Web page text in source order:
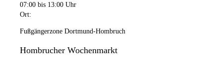
07:00 bis 13:00 Uhr
Ort:
Fußgängerzone Dortmund-Hombruch
Hombrucher Wochenmarkt